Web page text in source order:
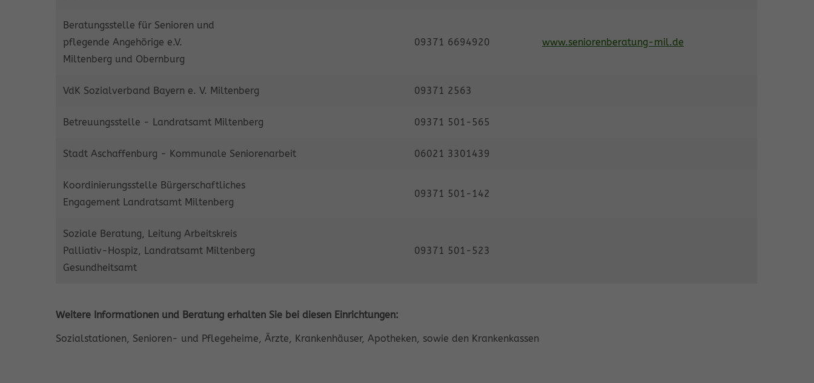
Beratungsstelle für Senioren und
pflegende Angehörige e.V.
Miltenberg und Obernburg
09371 6694920 www.seniorenberatung-mil.de
VdK Sozialverband Bayern e. V. Miltenberg 09371 2563
Betreuungsstelle - Landratsamt Miltenberg 09371 501-565
Stadt Aschaffenburg - Kommunale Seniorenarbeit 06021 3301439
Koordinierungsstelle Bürgerschaftliches
Engagement Landratsamt Miltenberg
09371 501-142
Soziale Beratung, Leitung Arbeitskreis
Palliativ-Hospiz, Landratsamt Miltenberg
Gesundheitsamt
09371 501-523
Weitere Informationen und Beratung erhalten Sie bei diesen Einrichtungen:
Sozialstationen, Senioren- und Pflegeheime, Ärzte, Krankenhäuser, Apotheken, sowie den Kranken­kassen